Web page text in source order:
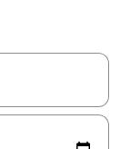
过点击或滑动手势